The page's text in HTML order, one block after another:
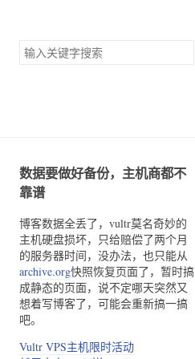
搜
索
数据要做好备份，主机商都不
靠谱
博客数据全丢了，vultr莫名奇妙的
主机硬盘损坏，只给赔偿了两个月
的服务器时间，没办法，也只能从
archive.org快照恢复页面了，暂时搞
成静态的页面，说不定哪天突然又
想着写博客了，可能会重新搞一搞
吧。
Vultr VPS主机限时活动